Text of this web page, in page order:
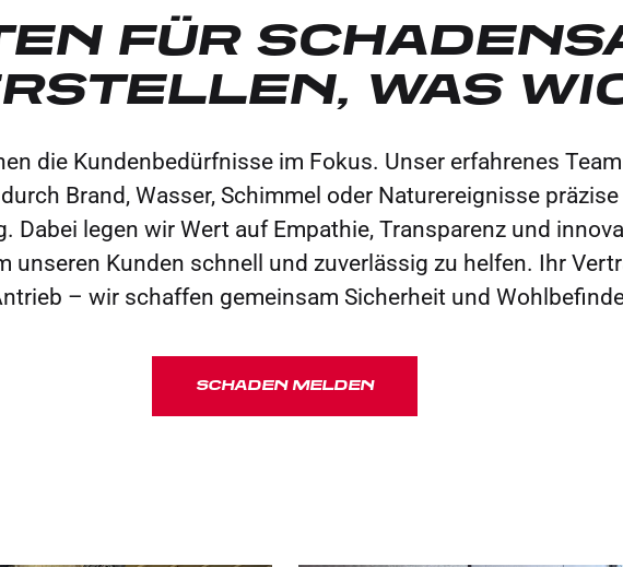
FÜR
WAS
die Kundenbedürfnisse im Fokus. Unser erfahrenes
Brand, Wasser, Schimmel oder Naturereignisse präzise
Dabei legen wir Wert auf Empathie, Transparenz und
unseren Kunden schnell und zuverlässig zu helfen. Ihr
– wir schaffen gemeinsam Sicherheit und
SCHADEN MELDEN